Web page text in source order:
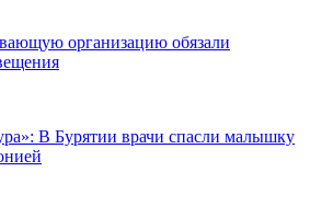
организацию обязали
В Бурятии врачи спасли малышку